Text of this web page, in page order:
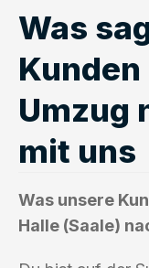
Was
Umzug
mit uns
Was unsere
Halle (Saale)